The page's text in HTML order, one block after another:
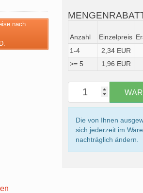
nach
Anzahl Einzelpreis
1-4
2,34 EUR
>= 5
1,96 EUR
Die von Ihnen
sich jederzeit im
nachträglich ändern.